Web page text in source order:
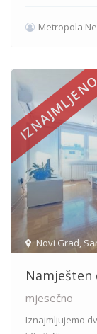
Metropola
Novi Grad,
Namješten
mjesečno
Iznajmljujemo